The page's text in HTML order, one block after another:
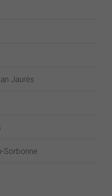
Jaurès
Sorbonne